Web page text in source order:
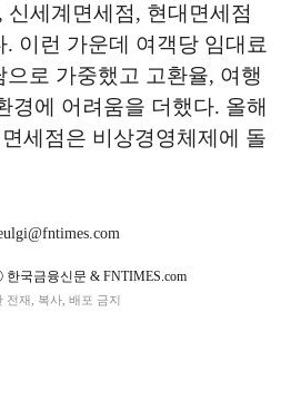
세계면세점, 현대면세점
이런 가운데 여객당 임대료
로 가중했고 고환율, 여행
경에 어려움을 더했다. 올해
세점은 비상경영체제에 돌
국금융신문 & FNTIMES.com
전재, 복사, 배포 금지